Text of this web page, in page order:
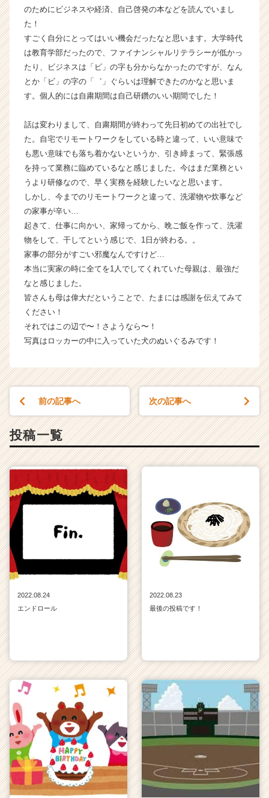
ウ
が
届
く
就
活
ト
チ
ア
キ
ャ
h
e
e
r
e
r）
のためにビジネスや経済、自己啓発の本などを読んでいまし
た！
すごく自分にとってはいい機会だったなと思います。大学時代
は教育学部だったので、ファイナンシャルリテラシーが低かっ
たり、ビジネスは「ビ」の字も分からなかったのですが、なん
とか「ビ」の字の「゛」ぐらいは理解できたのかなと思いま
す。個人的には自粛期間は自己研鑽のいい期間でした！
話は変わりまして、自粛期間が終わって先日初めての出社でし
た。自宅でリモートワークをしている時と違って、いい意味で
も悪い意味でも落ち着かないというか、引き締まって、緊張感
を持って業務に臨めているなと感じました。今はまだ業務とい
うより研修なので、早く実務を経験したいなと思います。
しかし、今までのリモートワークと違って、洗濯物や炊事など
の家事が辛い…
起きて、仕事に向かい、家帰ってから、晩ご飯を作って、洗濯
物をして、干してという感じで、1日が終わる。。
家事の部分がすごい邪魔なんですけど…
本当に実家の時に全てを1人でしてくれていた母親は、最強だ
なと感じました。
皆さんも母は偉大だということで、たまには感謝を伝えてみて
ください！
それではこの辺で〜！さようなら〜！
写真はロッカーの中に入っていた犬のぬいぐるみです！
前の記事へ 次の記事へ
投稿一覧
2022.08.24
エンドロール
2022.08.23
最後の投稿です！